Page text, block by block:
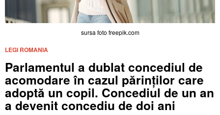
sursa foto freepik.com
LEGI ROMANIA
Parlamentul a dublat concediul de
acomodare în cazul părinților care
adoptă un copil. Concediul de un an
a devenit concediu de doi ani